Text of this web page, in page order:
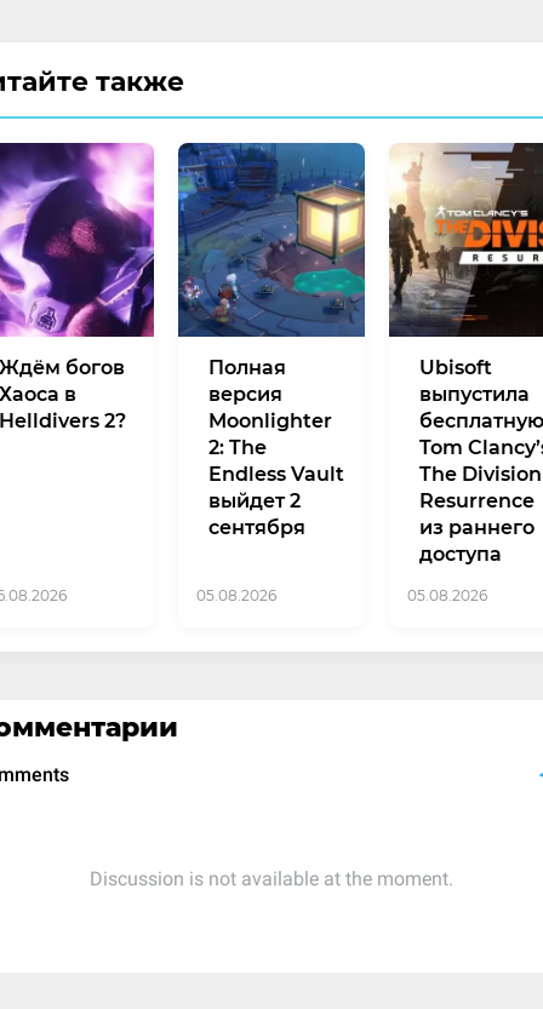
также
Ждём богов
Хаоса в
Helldivers 2?
Полная
версия
Moonlighter
2: The
Endless Vault
выйдет 2
сентября
05.08.2026
Ubisoft
выпустила
бесплатную
Tom
The Division
Resurrence
из раннего
доступа
05.08.2026